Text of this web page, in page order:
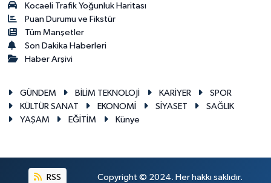
Kocaeli Trafik Yoğunluk Haritası
Puan Durumu ve Fikstür
Tüm Manşetler
Son Dakika Haberleri
Haber Arşivi
GÜNDEM BİLİM TEKNOLOJİ KARİYER
SPOR
KÜLTÜR SANAT
EKONOMİ SİYASET
SAĞLIK
YAŞAM
EĞİTİM Künye
RSS Copyright © 2024. Her hakkı saklıdır.